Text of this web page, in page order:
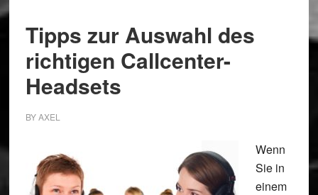
Tipps zur Auswahl des
richtigen Callcenter-
Headsets
BYAXEL
Wenn
Sie in
einem